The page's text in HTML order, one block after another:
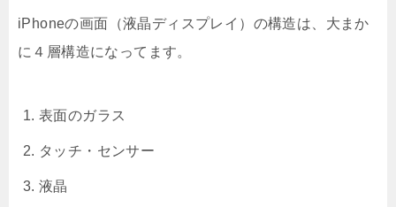
iPhoneの画面（液晶ディスプレイ）の構造は、大まか
に４層構造になってます。
表面のガラス
タッチ・センサー
液晶